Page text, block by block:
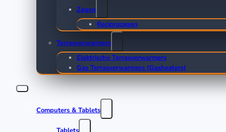
Zagen
Reciprozagen
Terrasverwarmers
Elektrische Terrasverwarmers
Gas Terrasverwarmers (Gasheaters)
Computers & Tablets